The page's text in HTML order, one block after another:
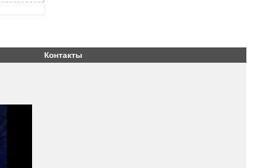
Контакты